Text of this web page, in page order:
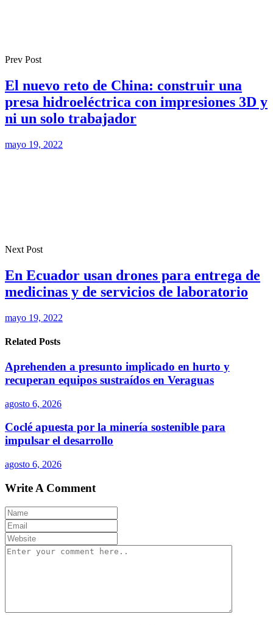
Prev Post
El nuevo reto de China: construir una
presa hidroeléctrica con impresiones 3D y
ni un solo trabajador
mayo 19, 2022
Next Post
En Ecuador usan drones para entrega de
medicinas y de servicios de laboratorio
mayo 19, 2022
Related Posts
Aprehenden a presunto implicado en hurto y
recuperan equipos sustraídos en Veraguas
agosto 6, 2026
Coclé apuesta por la minería sostenible para
impulsar el desarrollo
agosto 6, 2026
Write A Comment